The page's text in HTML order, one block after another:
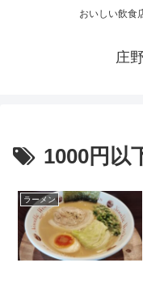
おいしい飲食
庄
1000円以
ラーメン